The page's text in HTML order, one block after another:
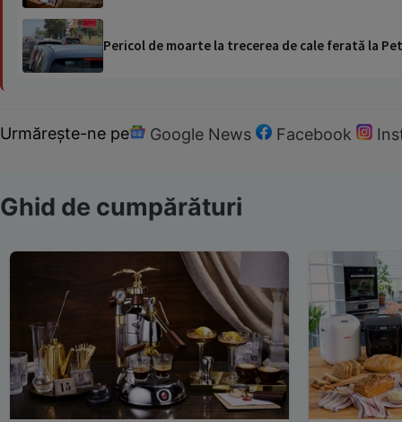
Pericol de moarte la trecerea de cale ferată la
Urmărește-ne pe Google News Facebook
Ghid de cumpărături